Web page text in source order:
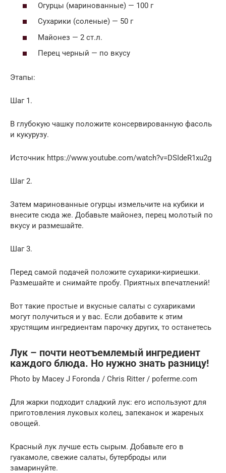
Огурцы (маринованные) — 100 г
Сухарики (соленые) — 50 г
Майонез — 2 ст.л.
Перец черный — по вкусу
Этапы:
Шаг 1.
В глубокую чашку положите консервированную фасоль
и кукурузу.
Источник https://www.youtube.com/watch?v=DSIdeR1xu2g
Шаг 2.
Затем маринованные огурцы измельчите на кубики и
внесите сюда же. Добавьте майонез, перец молотый по
вкусу и размешайте.
Шаг 3.
Перед самой подачей положите сухарики-кириешки.
Размешайте и снимайте пробу. Приятных впечатлений!
Вот такие простые и вкусные салаты с сухариками
могут получиться и у вас. Если добавите к этим
хрустящим ингредиентам парочку других, то останетесь
Лук – почти неотъемлемый ингредиент
каждого блюда. Но нужно знать разницу!
Photo by Macey J Foronda / Chris Ritter / poferme.com
Для жарки подходит сладкий лук: его используют для
приготовления луковых колец, запеканок и жареных
овощей.
Красный лук лучше есть сырым. Добавьте его в
гуакамоле, свежие салаты, бутерброды или
замаринуйте.